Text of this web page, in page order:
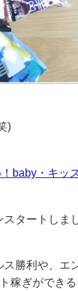
)
baby・キッ
タートしま
勝利や、エ
稼ぎができ